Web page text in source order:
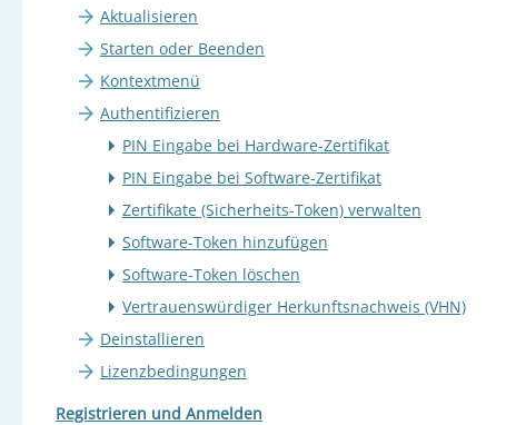
Aktualisieren
Starten oder Beenden
Kontextmenü
Authentifizieren
PIN Eingabe bei Hardware-Zertifikat
PIN Eingabe bei Software-Zertifikat
Zertifikate (Sicherheits-Token) verwalten
Software-Token hinzufügen
Software-Token löschen
Vertrauenswürdiger Herkunftsnachweis (VHN)
Deinstallieren
Lizenzbedingungen
Registrieren und Anmelden